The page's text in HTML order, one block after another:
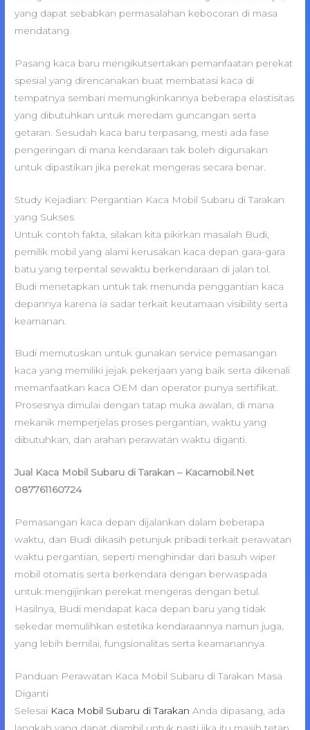
yang dapat sebabkan permasalahan kebocoran di masa
mendatang.
Pasang kaca baru mengikutsertakan pemanfaatan perekat
spesial yang direncanakan buat membatasi kaca di
tempatnya sembari memungkinkannya beberapa elastisitas
yang dibutuhkan untuk meredam guncangan serta
getaran. Sesudah kaca baru terpasang, mesti ada fase
pengeringan di mana kendaraan tak boleh digunakan
untuk dipastikan jika perekat mengeras secara benar.
Study Kejadian: Pergantian Kaca Mobil Subaru di Tarakan
yang Sukses
Untuk contoh fakta, silakan kita pikirkan masalah Budi,
pemilik mobil yang alami kerusakan kaca depan gara-gara
batu yang terpental sewaktu berkendaraan di jalan tol.
Budi menetapkan untuk tak menunda penggantian kaca
depannya karena ia sadar terkait keutamaan visibility serta
keamanan.
Budi memutuskan untuk gunakan service pemasangan
kaca yang memiliki jejak pekerjaan yang baik serta dikenali
memanfaatkan kaca OEM dan operator punya sertifikat.
Prosesnya dimulai dengan tatap muka awalan, di mana
mekanik memperjelas proses pergantian, waktu yang
dibutuhkan, dan arahan perawatan waktu diganti.
Jual Kaca Mobil Subaru di Tarakan – Kacamobil.Net
087761160724
Pemasangan kaca depan dijalankan dalam beberapa
waktu, dan Budi dikasih petunjuk pribadi terkait perawatan
waktu pergantian, seperti menghindar dari basuh wiper
mobil otomatis serta berkendara dengan berwaspada
untuk mengijinkan perekat mengeras dengan betul.
Hasilnya, Budi mendapat kaca depan baru yang tidak
sekedar memulihkan estetika kendaraannya namun juga,
yang lebih bernilai, fungsionalitas serta keamanannya.
Panduan Perawatan Kaca Mobil Subaru di Tarakan Masa
Diganti
Selesai Kaca Mobil Subaru di Tarakan Anda dipasang, ada